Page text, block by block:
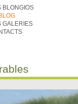
BLONGIOS
GALERIES